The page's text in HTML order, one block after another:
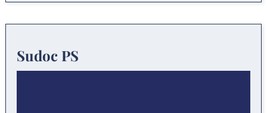
Sudoc PS